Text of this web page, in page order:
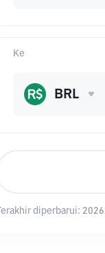
Ke
BRL
Terakhir diperbarui: